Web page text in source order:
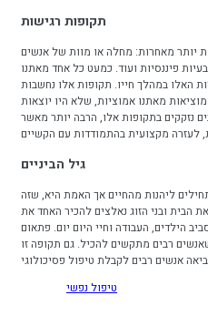
תקופות רגישות
יותר מאחרות: מחלה או מוות של אנשים
פיננסיות ועוד. כמעט כל אחד מאתנו
האלו במהלך חייו. תקופות אלו נחשבות
מאתנו אמוציות, שלא היו יוצאות
נזקקים בתקופות אלו, הרבה יותר מאשר
גיל הביניים
ליהנות מהחיים אך האמת היא, שזה
הבית ובני הזוג נאלצים להכיר האחד את
הילדים, העבודה וחיי היום יום. פתאום
רבים מתקשים להכיל. גם תקופה זו
טיפול נפשי